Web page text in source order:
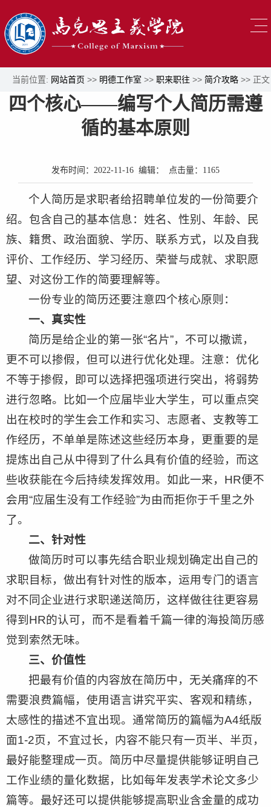
当前位置: 网站首页 >> 明德工作室 >> 职来职往 >> 简介攻略 >> 正文
四个核心——编写个人简历需遵
循的基本原则
发布时间：2022-11-16 编辑： 点击量： 1165
个人简历是求职者给招聘单位发的一份简要介
绍。包含自己的基本信息：姓名、性别、年龄、民
族、籍贯、政治面貌、学历、联系方式，以及自我
评价、工作经历、学习经历、荣誉与成就、求职愿
望、对这份工作的简要理解等。
一份专业的简历还要注意四个核心原则：
一、真实性
简历是给企业的第一张“名片”，不可以撒谎，
更不可以掺假，但可以进行优化处理。注意：优化
不等于掺假，即可以选择把强项进行突出，将弱势
进行忽略。比如一个应届毕业大学生，可以重点突
出在校时的学生会工作和实习、志愿者、支教等工
作经历，不单单是陈述这些经历本身，更重要的是
提炼出自己从中得到了什么具有价值的经验，而这
些收获能在今后持续发挥效用。如此一来，HR便不
会用“应届生没有工作经验”为由而拒你于千里之外
了。
二、针对性
做简历时可以事先结合职业规划确定出自己的
求职目标，做出有针对性的版本，运用专门的语言
对不同企业进行求职递送简历，这样做往往更容易
得到HR的认可，而不是看着千篇一律的海投简历感
觉到索然无味。
三、价值性
把最有价值的内容放在简历中，无关痛痒的不
需要浪费篇幅，使用语言讲究平实、客观和精练，
太感性的描述不宜出现。通常简历的篇幅为A4纸版
面1-2页，不宜过长，内容不能只有一页半、半页，
最好能整理成一页。简历中尽量提供能够证明自己
工作业绩的量化数据，比如每年发表学术论文多少
篇等。最好还可以提供能够提高职业含金量的成功